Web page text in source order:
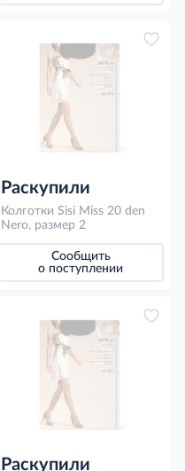
Раскупили
Колготки Sisi Miss 20 den
Nero, размер 2
Сообщить
о поступлении
Раскупили